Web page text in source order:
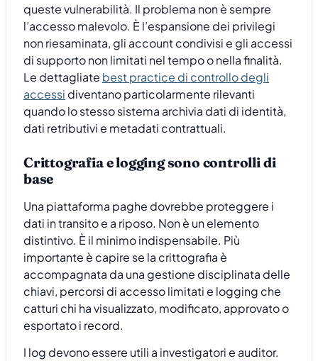
queste vulnerabilità. Il problema non è sempre
l’accesso malevolo. È l’espansione dei privilegi
non riesaminata, gli account condivisi e gli accessi
di supporto non limitati nel tempo o nella finalità.
Le dettagliate best practice di controllo degli
accessi diventano particolarmente rilevanti
quando lo stesso sistema archivia dati di identità,
dati retributivi e metadati contrattuali.
Crittografia e logging sono controlli di
base
Una piattaforma paghe dovrebbe proteggere i
dati in transito e a riposo. Non è un elemento
distintivo. È il minimo indispensabile. Più
importante è capire se la crittografia è
accompagnata da una gestione disciplinata delle
chiavi, percorsi di accesso limitati e logging che
catturi chi ha visualizzato, modificato, approvato o
esportato i record.
I log devono essere utili a investigatori e auditor.